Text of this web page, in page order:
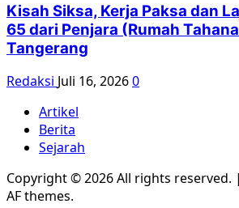
Kisah Siksa, Kerja Paksa dan
65 dari Penjara (Rumah
Tangerang
Redaksi Juli 16, 20260
Artikel
Berita
Sejarah
Copyright © 2026 All rights reserved. |
AF themes.